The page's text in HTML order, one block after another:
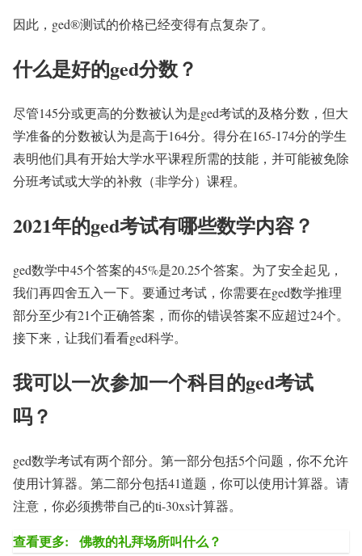
因此，ged®测试的价格已经变得有点复杂了。
什么是好的ged分数？
尽管145分或更高的分数被认为是ged考试的及格分数，但大
学准备的分数被认为是高于164分。得分在165-174分的学生
表明他们具有开始大学水平课程所需的技能，并可能被免除
分班考试或大学的补救（非学分）课程。
2021年的ged考试有哪些数学内容？
ged数学中45个答案的45%是20.25个答案。为了安全起见，
我们再四舍五入一下。要通过考试，你需要在ged数学推理
部分至少有21个正确答案，而你的错误答案不应超过24个。
接下来，让我们看看ged科学。
我可以一次参加一个科目的ged考试
吗？
ged数学考试有两个部分。第一部分包括5个问题，你不允许
使用计算器。第二部分包括41道题，你可以使用计算器。请
注意，你必须携带自己的ti-30xs计算器。
查看更多: 佛教的礼拜场所叫什么？